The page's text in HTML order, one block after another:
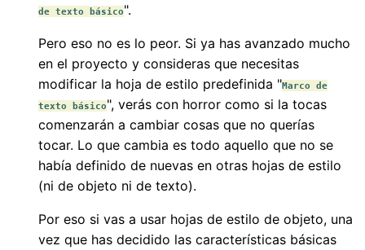
de texto básico".
Pero eso no es lo peor. Si ya has avanzado mucho
en el proyecto y consideras que necesitas
modificar la hoja de estilo predefinida "Marco de
texto básico", verás con horror como si la tocas
comenzarán a cambiar cosas que no querías
tocar. Lo que cambia es todo aquello que no se
había definido de nuevas en otras hojas de estilo
(ni de objeto ni de texto).
Por eso si vas a usar hojas de estilo de objeto, una
vez que has decidido las características básicas